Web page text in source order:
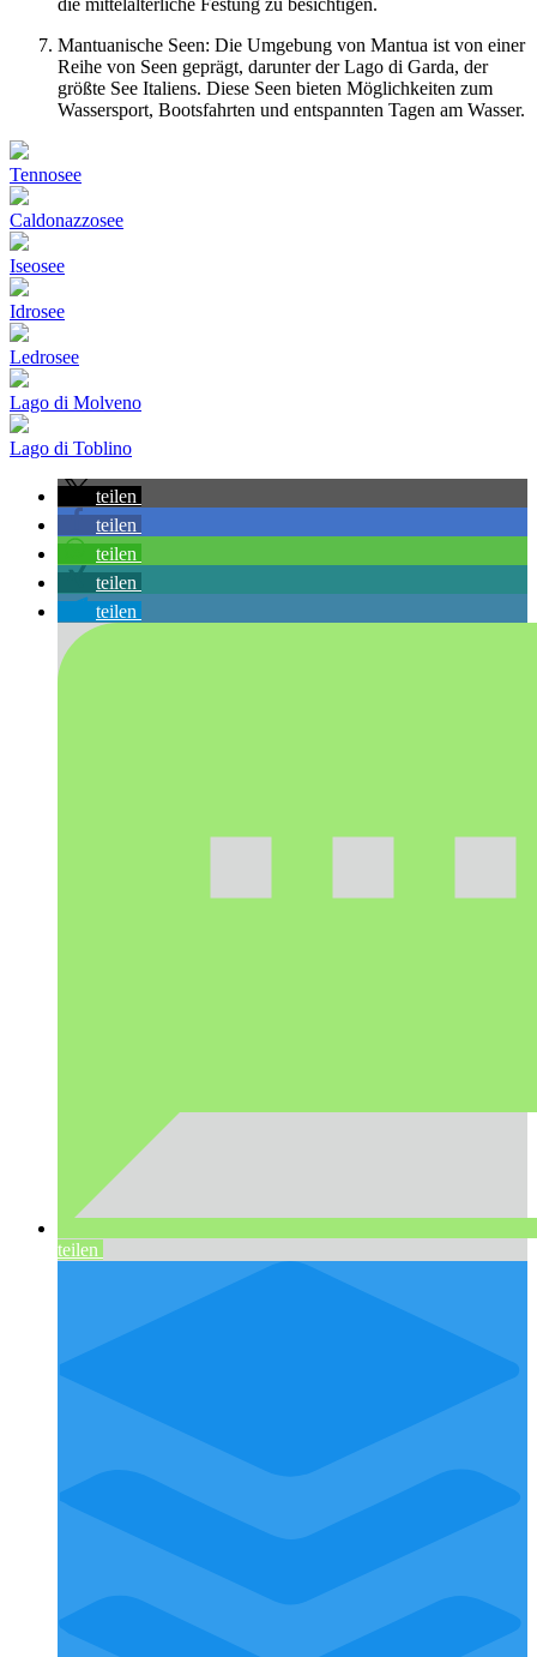
Mantuanische Seen: Die Umgebung von Mantua ist von einer
Reihe von Seen geprägt, darunter der Lago di Garda, der
größte See Italiens. Diese Seen bieten Möglichkeiten zum
Wassersport, Bootsfahrten und entspannten Tagen am Wasser.
Tennosee
Caldonazzosee
Iseosee
Idrosee
Ledrosee
Lago di Molveno
Lago di Toblino
teilen
teilen
teilen
teilen
teilen
teilen